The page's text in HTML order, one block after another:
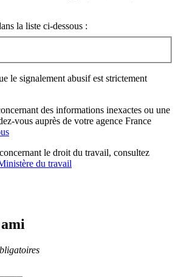
la liste ci-dessous :
le signalement abusif est strictement
des informations inexactes ou une
vous auprès de votre agence France
le droit du travail, consultez
du travail